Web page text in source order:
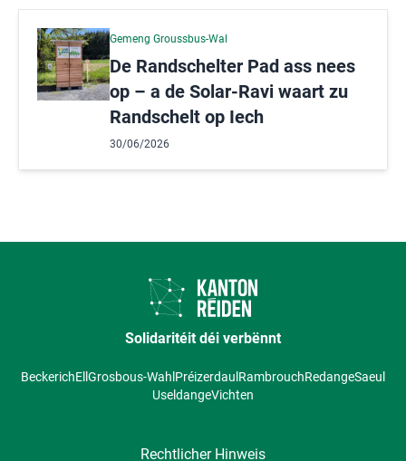
Gemeng Groussbus-Wal
De Randschelter Pad ass nees
op – a de Solar-Ravi waart zu
Randschelt op Iech
30/06/2026
Solidaritéit déi verbënnt
BeckerichEll Grosbous-Wahl Préizerdaul RambrouchRedangeSaeul
UseldangeVichten
Rechtlicher Hinweis